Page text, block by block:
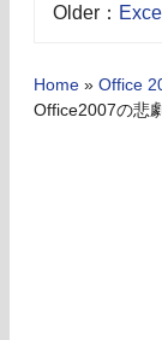
Older：
Home » Office
Office2007の悲劇